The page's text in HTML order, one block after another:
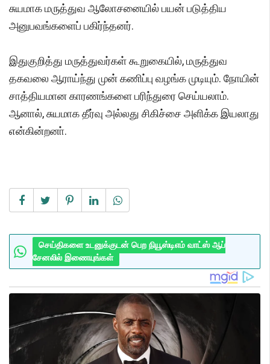
சுயமாக மருத்துவ ஆலோசனையில் பயன் படுத்திய
அனுபவங்களைப் பகிர்ந்தனர்.
இதுகுறித்து மருத்துவர்கள் கூறுகையில், மருத்துவ
தகவலை ஆராய்ந்து முன் கணிப்பு வழங்க முடியும். நோயின்
சாத்தியமான காரணங்களை பரிந்துரை செய்யலாம்.
ஆனால், சுயமாக தீர்வு அல்லது சிகிச்சை அளிக்க இயலாது
என்கின்றனா்.
செய்திகளை உடனுக்குடன் பெற நியூஸ்டிஎம் வாட்ஸ் ஆப்
சேனலில் இணையுங்கள்